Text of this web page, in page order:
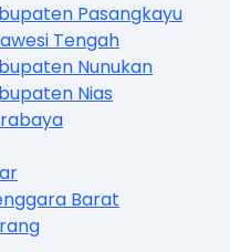
Pasangkayu
Tengah
Nunukan
Nias
Barat